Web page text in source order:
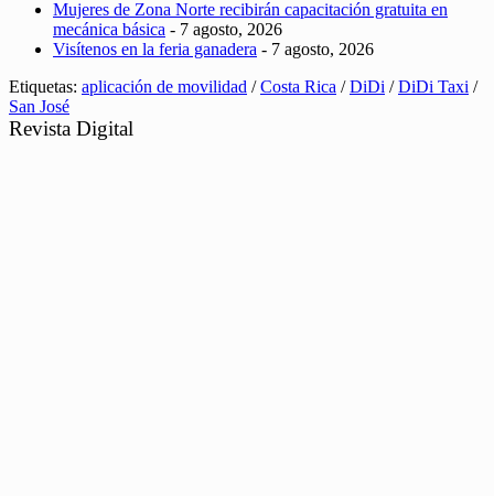
Mujeres de Zona Norte recibirán capacitación gratuita en
mecánica básica - 7 agosto, 2026
Visítenos en la feria ganadera - 7 agosto, 2026
Etiquetas: aplicación de movilidad /Costa Rica /DiDi /DiDi Taxi /
San José
Revista Digital